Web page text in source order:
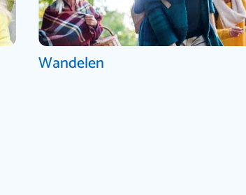
Wandelen